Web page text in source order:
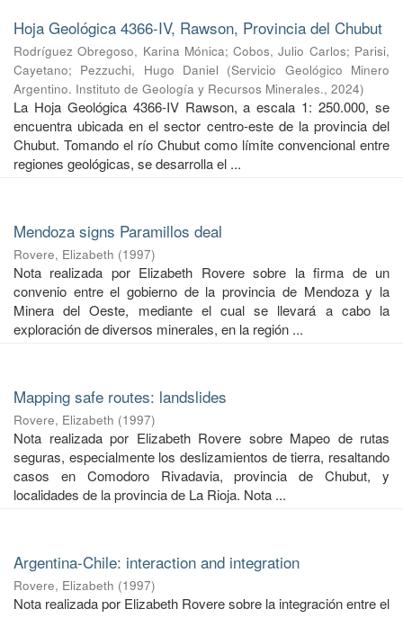
Hoja Geológica 4366-IV, Rawson, Provincia del Chubut
Rodríguez Obregoso, Karina Mónica;Cobos, Julio Carlos; Parisi,
Cayetano; Pezzuchi, Hugo Daniel (Servicio Geológico Minero
Argentino. Instituto de Geología y Recursos Minerales., 2024)
La Hoja Geológica 4366-IV Rawson, a escala 1: 250.000, se
encuentra ubicada en el sector centro-este de la provincia del
Chubut. Tomando el río Chubut como límite convencional entre
regiones geológicas, se desarrolla el ...
Mendoza signs Paramillos deal
Rovere, Elizabeth (1997)
Nota realizada por Elizabeth Rovere sobre la firma de un
convenio entre el gobierno de la provincia de Mendoza y la
Minera del Oeste, mediante el cual se llevará a cabo la
exploración de diversos minerales, en la región ...
Mapping safe routes: landslides
Rovere, Elizabeth (1997)
Nota realizada por Elizabeth Rovere sobre Mapeo de rutas
seguras, especialmente los deslizamientos de tierra, resaltando
casos en Comodoro Rivadavia, provincia de Chubut, y
localidades de la provincia de La Rioja. Nota ...
Argentina-Chile: interaction and integration
Rovere, Elizabeth (1997)
Nota realizada por Elizabeth Rovere sobre la integración entre el